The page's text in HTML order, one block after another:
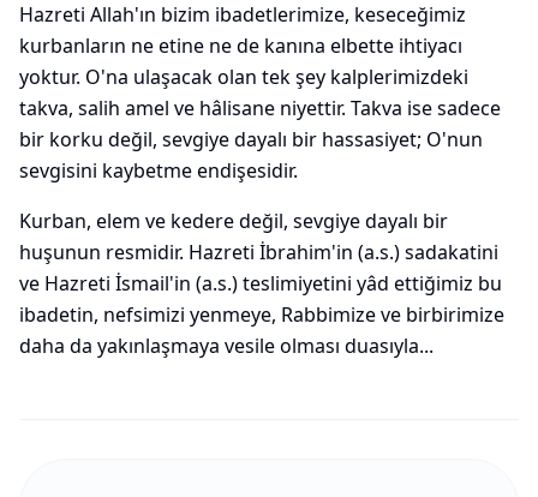
Hazreti Allah'ın bizim ibadetlerimize, keseceğimiz
kurbanların ne etine ne de kanına elbette ihtiyacı
yoktur. O'na ulaşacak olan tek şey kalplerimizdeki
takva, salih amel ve hâlisane niyettir. Takva ise sadece
bir korku değil, sevgiye dayalı bir hassasiyet; O'nun
sevgisini kaybetme endişesidir.
Kurban, elem ve kedere değil, sevgiye dayalı bir
huşunun resmidir. Hazreti İbrahim'in (a.s.) sadakatini
ve Hazreti İsmail'in (a.s.) teslimiyetini yâd ettiğimiz bu
ibadetin, nefsimizi yenmeye, Rabbimize ve birbirimize
daha da yakınlaşmaya vesile olması duasıyla...